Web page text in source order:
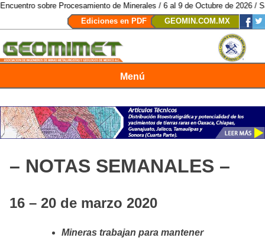
Procesamiento de Minerales / 6 al 9 de Octubre de 2026 / San Luis
Ediciones en PDF
GEOMIN.COM.MX
Menú
– NOTAS SEMANALES –
16 – 20 de marzo 2020
Mineras trabajan para mantener